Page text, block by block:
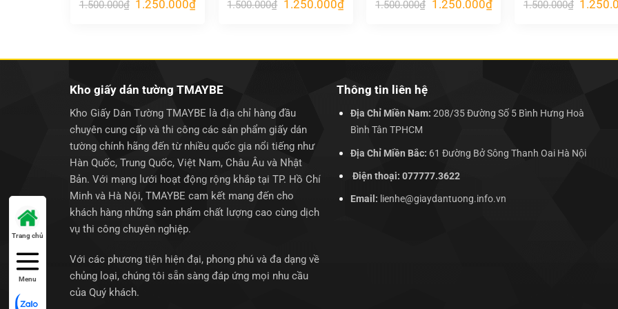
1.500.000₫ Giá
1.250.000₫Giá
1.500.000₫ Giá
1.250.000₫Giá
hiện
1.500.000₫ Giá
1.250.000₫Giá
hiện
1.500.000₫ Giá
Kho giấy dán tường TMAYBE
Kho Giấy Dán Tường TMAYBE là địa chỉ hàng đầu
chuyên cung cấp và thi công các sản phẩm giấy dán
tường chính hãng đến từ nhiều quốc gia nổi tiếng như
Hàn Quốc, Trung Quốc, Việt Nam, Châu Âu và Nhật
Bản. Với mạng lưới hoạt động rộng khắp tại TP. Hồ Chí
Minh và Hà Nội, TMAYBE cam kết mang đến cho
khách hàng những sản phẩm chất lượng cao cùng dịch
vụ thi công chuyên nghiệp.
Với các phương tiện hiện đại, phong phú và đa dạng về
chủng loại, chúng tôi sẵn sàng đáp ứng mọi nhu cầu
của Quý khách.
Thông tin liên hệ
Địa Chỉ Miền Nam: 208/35 Đường Số 5 Bình Hưng Hoà
Bình Tân TPHCM
Địa Chỉ Miền Bắc: 61 Đường Bở Sông Thanh Oai Hà Nội
Điện thoại: 077777.3622
Email: lienhe@giaydantuong.info.vn
Trang chủ
Menu